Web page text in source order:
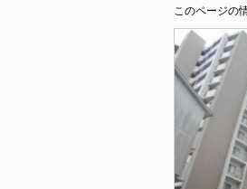
このページの